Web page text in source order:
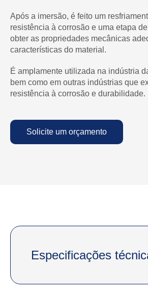
Após a imersão, é feito um
resistência à corrosão e uma etapa
obter as propriedades mecânicas
características do material.
É amplamente utilizada na indústria
bem como em outras indústrias que
resistência à corrosão e durabilidade.
Solicite um orçamento
Especificações